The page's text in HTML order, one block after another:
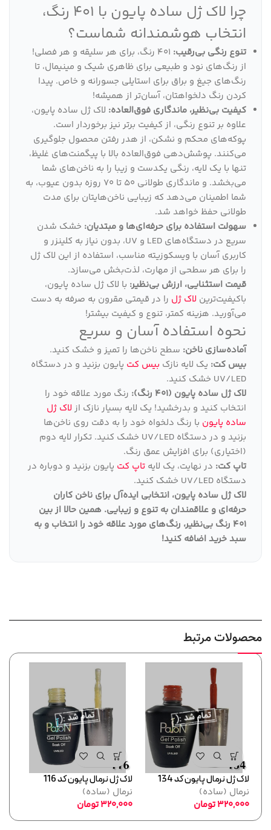
چرا لاک ژل ساده پایون با 401 رنگ،
انتخاب هوشمندانه شماست؟
تنوع رنگی بی‌رقیب:
401 رنگ، برای هر سلیقه و هر فصلی!
از رنگ‌های نود و طبیعی برای ظاهری شیک و مینیمال، تا
رنگ‌های جیغ و براق برای استایلی جسورانه و خاص. پیدا
کردن رنگ دلخواهتان، آسان‌تر از همیشه!
کیفیت بی‌نظیر، ماندگاری فوق‌العاده: لاک ژل ساده پایون،
علاوه بر تنوع رنگی، از کیفیت برتر نیز برخوردار است.
پوکه‌های محکم و نشکن، از هدر رفتن محصول جلوگیری
می‌کنند. پوشش‌دهی فوق‌العاده بالا با پیگمنت‌های غلیظ،
تنها با یک لایه، رنگی یکدست و زیبا را به ناخن‌های شما
می‌بخشد. و ماندگاری طولانی 50 تا 70 روزه بدون عیوب، به
شما اطمینان می‌دهد که زیبایی ناخن‌هایتان برای مدت
طولانی حفظ خواهد شد.
سهولت استفاده برای حرفه‌ای‌ها و مبتدیان: خشک شدن
سریع در دستگاه‌های LED و UV، بدون نیاز به کلینزر و
کاربری آسان با ویسکوزیته مناسب، استفاده از این لاک ژل
را برای هر سطحی از مهارت، لذت‌بخش می‌سازد.
قیمت استثنایی، ارزش بی‌نظیر: با لاک ژل ساده پایون،
باکیفیت‌ترین لاک ژل را در قیمتی مقرون به صرفه به دست
می‌آورید. هزینه کمتر، تنوع و کیفیت بیشتر!
نحوه استفاده آسان و سریع
آماده‌سازی ناخن: سطح ناخن‌ها را تمیز و خشک کنید.
بیس کت: یک لایه نازک بیس کت پایون بزنید و در دستگاه
UV/LED خشک کنید.
لاک ژل ساده پایون (401 رنگ):
رنگ مورد علاقه خود را
انتخاب کنید و بدرخشید! یک لایه بسیار نازک از لاک ژل
ساده پایون با رنگ دلخواه خود را به دقت روی ناخن‌ها
بزنید و در دستگاه UV/LED خشک کنید. تکرار لایه دوم
(اختیاری) برای افزایش عمق رنگ.
تاپ کت: در نهایت، یک لایه تاپ کت پایون بزنید و دوباره در
دستگاه UV/LED خشک کنید.
لاک ژل ساده پایون، انتخابی ایده‌آل برای ناخن کاران
حرفه‌ای و علاقمندان به تنوع و زیبایی. همین حالا از بین
401 رنگ بی‌نظیر، رنگ‌های مورد علاقه خود را انتخاب و به
سبد خرید اضافه کنید!
محصولات مرتبط
لاک ژل نرمال پایون کد 134
نرمال (ساده)
320,000تومان
لاک ژل نرمال پایون کد 116
نرمال (ساده)
320,000تومان